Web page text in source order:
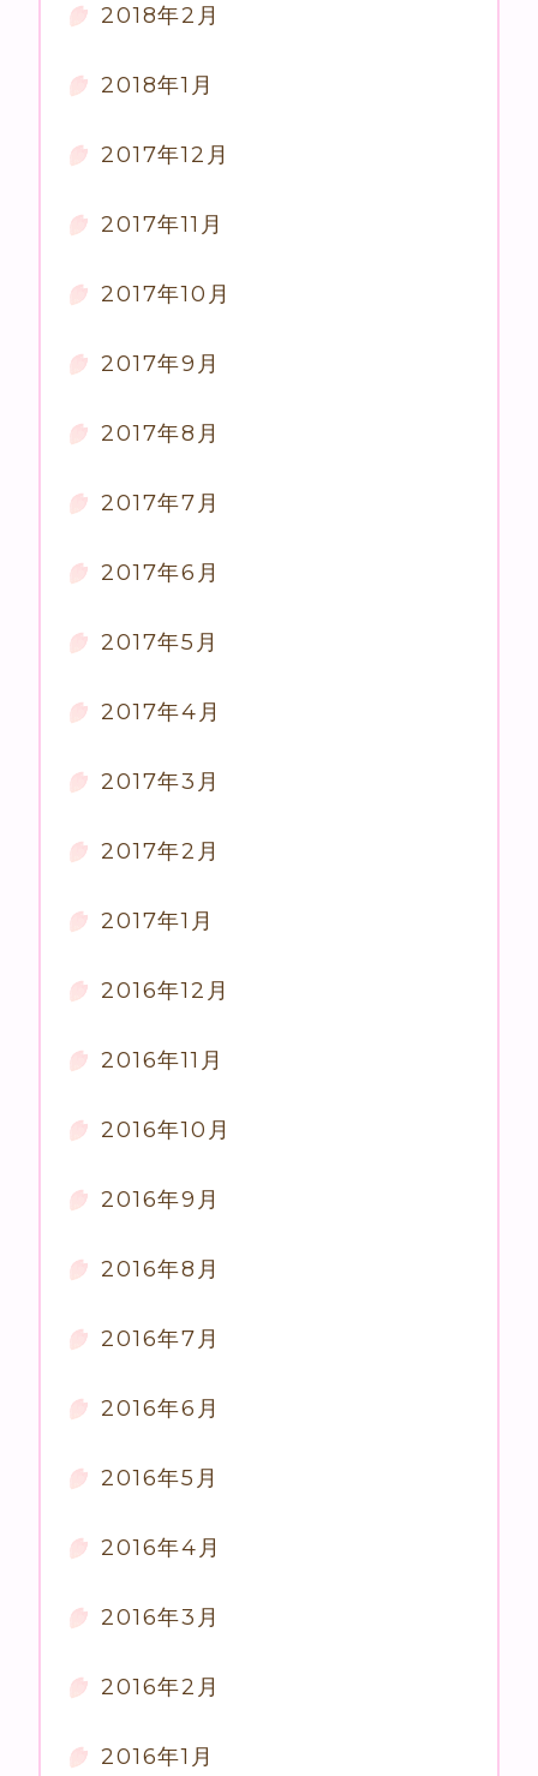
2018年2月
2018年1月
2017年12月
2017年11月
2017年10月
2017年9月
2017年8月
2017年7月
2017年6月
2017年5月
2017年4月
2017年3月
2017年2月
2017年1月
2016年12月
2016年11月
2016年10月
2016年9月
2016年8月
2016年7月
2016年6月
2016年5月
2016年4月
2016年3月
2016年2月
2016年1月